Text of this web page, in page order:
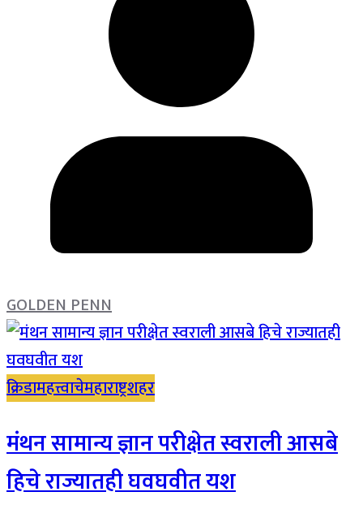
GOLDEN PENN
क्रिडामहत्त्वाचेमहाराष्ट्रशहर
मंथन सामान्य ज्ञान परीक्षेत स्वराली आसबे
हिचे राज्यातही घवघवीत यश